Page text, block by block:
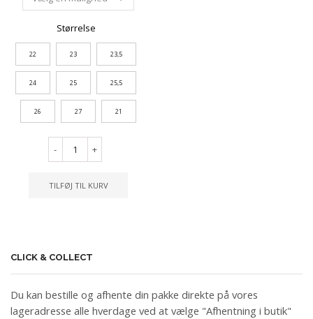
Størrelse
22 23 23,5
24 25 25,5
26 27 21
- +
TILFØJ TIL KURV
CLICK & COLLECT
Du kan bestille og afhente din pakke direkte på vores
lageradresse alle hverdage ved at vælge "Afhentning i butik"